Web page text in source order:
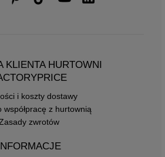
KLIENTA HURTOWNI
i koszty dostawy
współpracę z hurtownią
zwrotów